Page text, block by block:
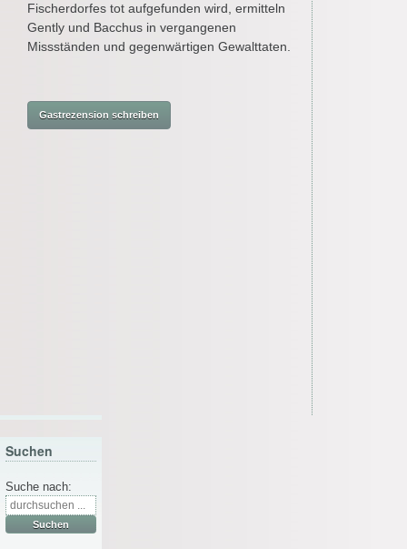
Fischerdorfes tot aufgefunden wird, ermitteln
Gently und Bacchus in vergangenen
Missständen und gegenwärtigen Gewalttaten.
Suchen
Suche nach: